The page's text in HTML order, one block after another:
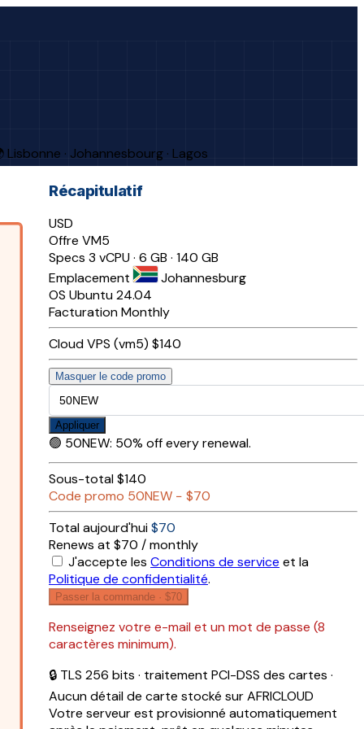
Lisbonne · Johannesbourg · Lagos
Récapitulatif
USD
Offre VM5
Specs 3 vCPU · 6 GB · 140 GB
Emplacement
Johannesburg
OS Ubuntu 24.04
FacturationMonthly
Cloud VPS (vm5) $140
Masquer le code promo
Appliquer
🟢 50NEW: 50% off every renewal.
Sous-total$140
Code promo 50NEW − $70
Total aujourd'hui$70
Renews at $70 / monthly
J'accepte les Conditions de service et la
Politique de confidentialité.
Passer la commande · $70
Renseignez votre e-mail et un mot de passe (8
caractères minimum).
🔒 TLS 256 bits · traitement PCI-DSS des cartes ·
Aucun détail de carte stocké sur AFRICLOUD
Votre serveur est provisionné automatiquement